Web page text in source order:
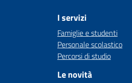
I servizi
Famiglie e studenti
Personale scolastico
Percorsi di studio
Le novità